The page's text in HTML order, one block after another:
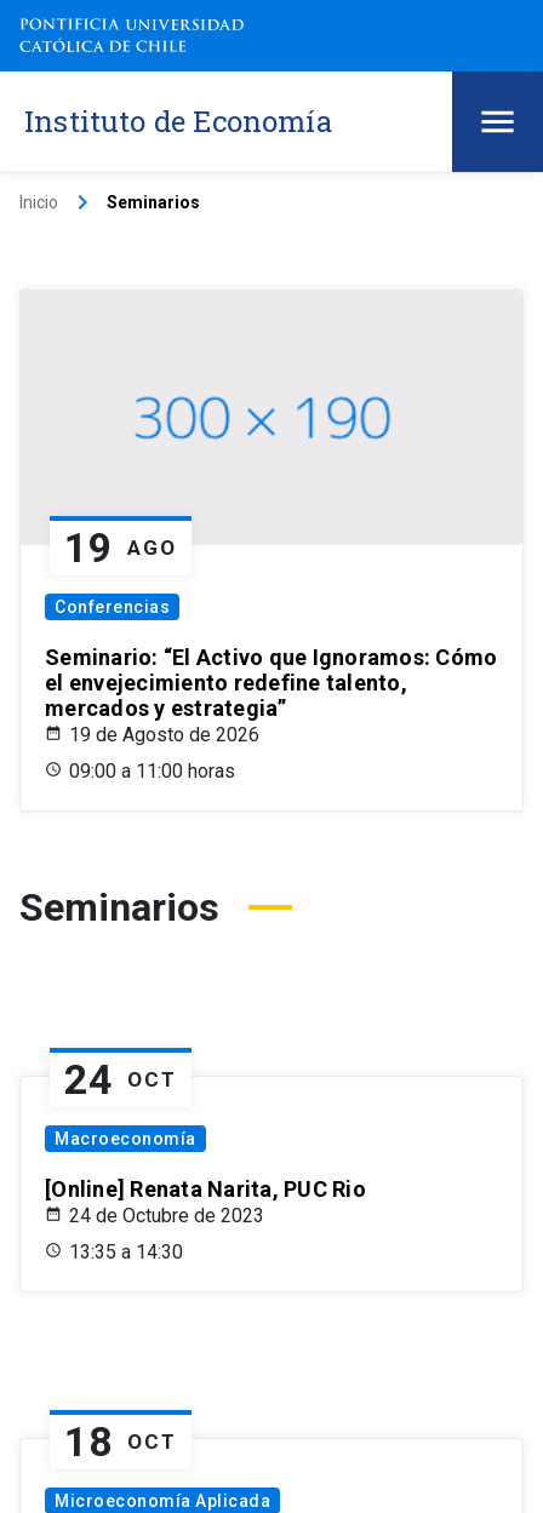
Instituto de Economía
Inicio keyboard_arrow_right Seminarios
19 AGO
Conferencias
Seminario: “El Activo que Ignoramos: Cómo
el envejecimiento redefine talento,
mercados y estrategia”
19 de Agosto de 2026
09:00 a 11:00 horas
Seminarios
24 OCT
Macroeconomía
[Online] Renata Narita, PUC Rio
24 de Octubre de 2023
13:35 a 14:30
18 OCT
Microeconomía Aplicada